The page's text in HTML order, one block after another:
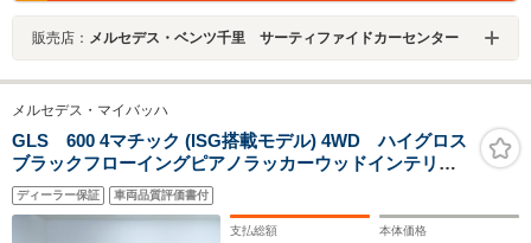
販売店： メルセデス・ベンツ千里 サーティファイドカーセンター
メルセデス・マイバッハ
GLS 600 4マチック (ISG搭載モデル) 4WD ハイグロス
ブラックフローイングピアノラッカーウッドインテリア
トリム
ディーラー保証 車両品質評価書付
支払総額 本体価格